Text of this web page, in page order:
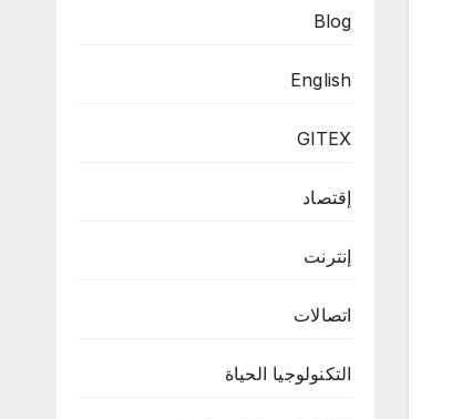
Blog
English
GITEX
إقتصاد
إنترنت
اتصالات
التكنولوجيا الحياة